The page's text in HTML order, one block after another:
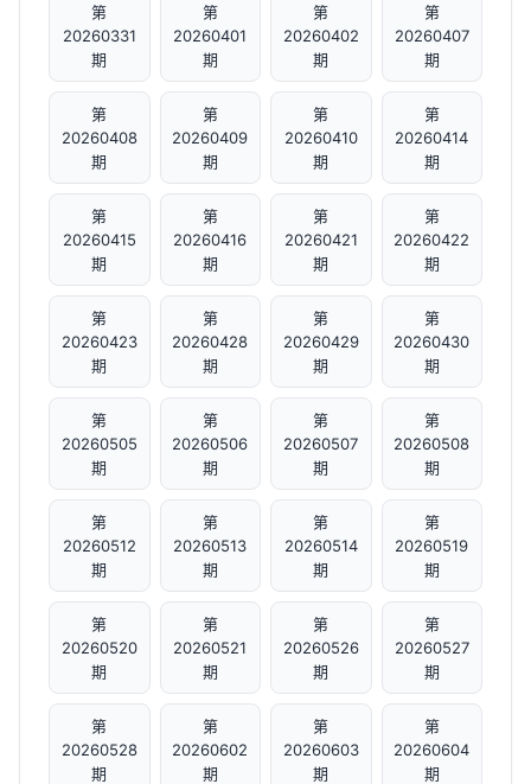
第
20260331
期
第
20260401
期
第
20260402
期
第
20260407
期
第
20260408
期
第
20260409
期
第
20260410
期
第
20260414
期
第
20260415
期
第
20260416
期
第
20260421
期
第
20260422
期
第
20260423
期
第
20260428
期
第
20260429
期
第
20260430
期
第
20260505
期
第
20260506
期
第
20260507
期
第
20260508
期
第
20260512
期
第
20260513
期
第
20260514
期
第
20260519
期
第
20260520
期
第
20260521
期
第
20260526
期
第
20260527
期
第
20260528
期
第
20260602
期
第
20260603
期
第
20260604
期